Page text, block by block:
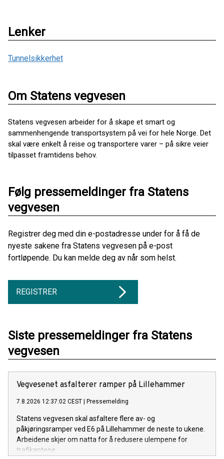
Lenker
Tunnelsikkerhet
Om Statens vegvesen
Statens vegvesen arbeider for å skape et smart og
sammenhengende transportsystem på vei for hele Norge. Det
skal være enkelt å reise og transportere varer – på sikre veier
tilpasset framtidens behov.
Følg pressemeldinger fra Statens
vegvesen
Registrer deg med din e-postadresse under for å få de
nyeste sakene fra Statens vegvesen på e-post
fortløpende. Du kan melde deg av når som helst.
REGISTRER
Siste pressemeldinger fra Statens
vegvesen
Vegvesenet asfalterer ramper på Lillehammer
7.8.2026 12:37:02 CEST | Pressemelding
Statens vegvesen skal asfaltere flere av- og
påkjøringsramper ved E6 på Lillehammer de neste to ukene.
Arbeidene skjer om natta for å redusere ulempene for
trafikantene.